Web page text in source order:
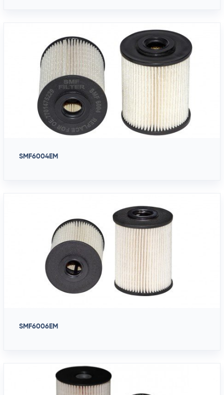
SMF6004EM
SMF6006EM